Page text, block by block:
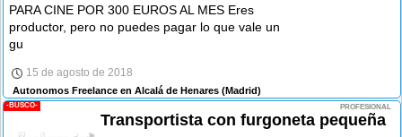
PARA CINE POR 300 EUROS AL MES Eres
productor, pero no puedes pagar lo que vale un
gu
15 de agosto de 2018
Autonomos Freelance en Alcalá de Henares (Madrid)
-BUSCO- PROFESIONAL
Transportista con furgoneta pequeña